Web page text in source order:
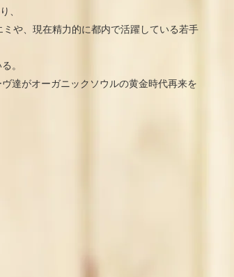
、
や、現在精力的に都内で活躍している若手
。
達がオーガニックソウルの黄金時代再来を